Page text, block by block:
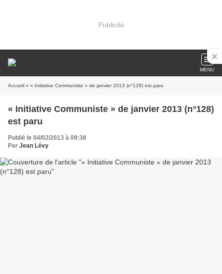
Publicité
MENU
Accueil » « Initiative Communiste » de janvier 2013 (n°128) est paru
« Initiative Communiste » de janvier 2013 (n°128)
est paru
Publié le 04/02/2013 à 09:38
Par Jean Lévy